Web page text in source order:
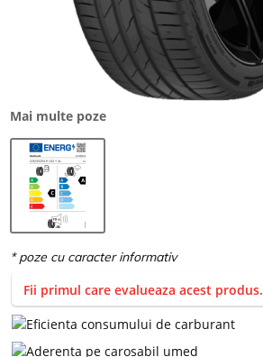
Mai multe poze
Fii primul care evalueaza acest produs.